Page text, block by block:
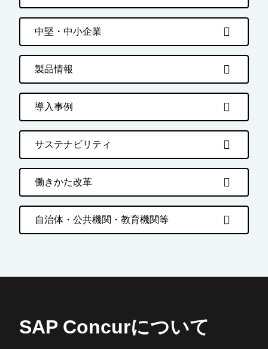
中堅・中小企業
製品情報
導入事例
サステナビリティ
働きかた改革
自治体・公共機関・教育機関等
SAP Concurについて